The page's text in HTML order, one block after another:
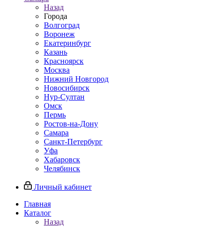
Назад
Города
Волгоград
Воронеж
Екатеринбург
Казань
Красноярск
Москва
Нижний Новгород
Новосибирск
Нур-Султан
Омск
Пермь
Ростов-на-Дону
Самара
Санкт-Петербург
Уфа
Хабаровск
Челябинск
Личный кабинет
Главная
Каталог
Назад